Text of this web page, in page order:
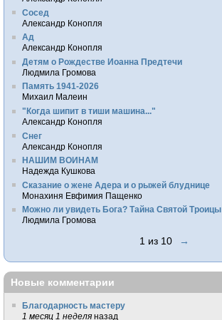
Сосед
Александр Конопля
Ад
Александр Конопля
Детям о Рождестве Иоанна Предтечи
Людмила Громова
Память 1941-2026
Михаил Малеин
"Когда шипит в тиши машина..."
Александр Конопля
Снег
Александр Конопля
НАШИМ ВОИНАМ
Надежда Кушкова
Сказание о жене Адера и о рыжей блуднице
Монахиня Евфимия Пащенко
Можно ли увидеть Бога? Тайна Святой Троицы
Людмила Громова
1 из 10 →
Новые комментарии
Благодарность мастеру
1 месяц 1 неделя назад